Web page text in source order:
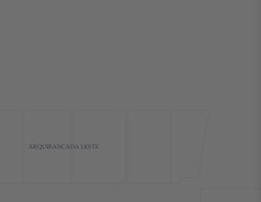
ARQUIBANCADA LESTE